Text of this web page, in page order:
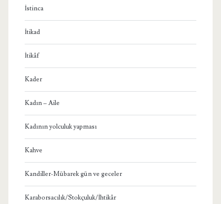
İstinca
İtikad
İtikâf
Kader
Kadın – Aile
Kadının yolculuk yapması
Kahve
Kandiller-Mübarek gün ve geceler
Karaborsacılık/Stokçuluk/İhtikâr